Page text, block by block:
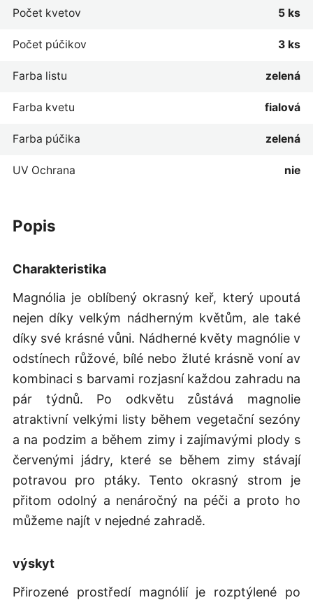
popis
Charakteristika
Magnólia je oblíbený okrasný keř, který upoutá
nejen díky velkým nádherným květům, ale také
díky své krásné vůni. Nádherné květy magnólie v
odstínech růžové, bílé nebo žluté krásně voní av
kombinaci s barvami rozjasní každou zahradu na
pár týdnů. Po odkvětu zůstává magnolie
atraktivní velkými listy během vegetační sezóny
a na podzim a během zimy i zajímavými plody s
červenými jádry, které se během zimy stávají
potravou pro ptáky. Tento okrasný strom je
přitom odolný a nenáročný na péči a proto ho
můžeme najít v nejedné zahradě.
výskyt
Přirozené prostředí magnólií je rozptýlené po
Počet kvetov 5 ks
Počet púčikov 3 ks
Farba listu zelená
Farba kvetu fialová
Farba púčika zelená
UV Ochrana nie